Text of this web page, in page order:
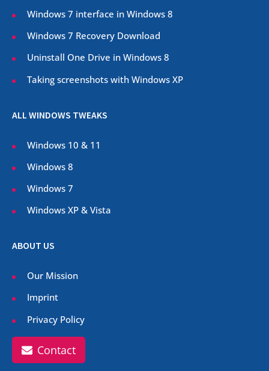
Windows 7 interface in Windows 8
Windows 7 Recovery Download
Uninstall One Drive in Windows 8
Taking screenshots with Windows XP
ALL WINDOWS TWEAKS
Windows 10 & 11
Windows 8
Windows 7
Windows XP & Vista
ABOUT US
Our Mission
Imprint
Privacy Policy
Contact